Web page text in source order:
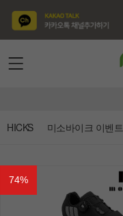
HICKS 미소바이크 이벤트
74%